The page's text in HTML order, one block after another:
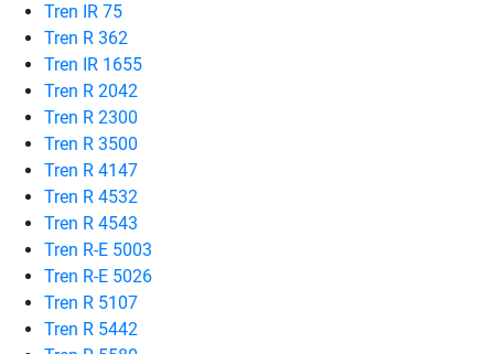
Tren IR 75
Tren R 362
Tren IR 1655
Tren R 2042
Tren R 2300
Tren R 3500
Tren R 4147
Tren R 4532
Tren R 4543
Tren R-E 5003
Tren R-E 5026
Tren R 5107
Tren R 5442